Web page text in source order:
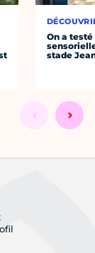
On a
stade